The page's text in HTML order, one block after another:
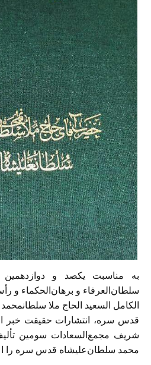
به مناسبت یکصد و
سلطان‌العرفاء و برهان‌الحکماء و
الکامل السعید الحاج ملا
قدس سره، انتشارات حقیقت خبر
شریف مجمع‌السعادات سومین
محمد سلطان‌علیشاه قدس سره را